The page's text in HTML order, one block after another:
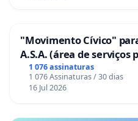
"Movimento Cívico"
A.S.A. (área de serviços
Coimbra
1 076 assinaturas
1 076 Assinaturas / 30 dias
16 Jul 2026